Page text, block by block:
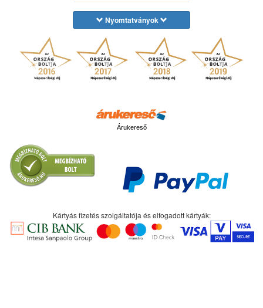
Nyomtatványok
Árukereső
Kártyás fizetés szolgáltatója és elfogadott kártyák: